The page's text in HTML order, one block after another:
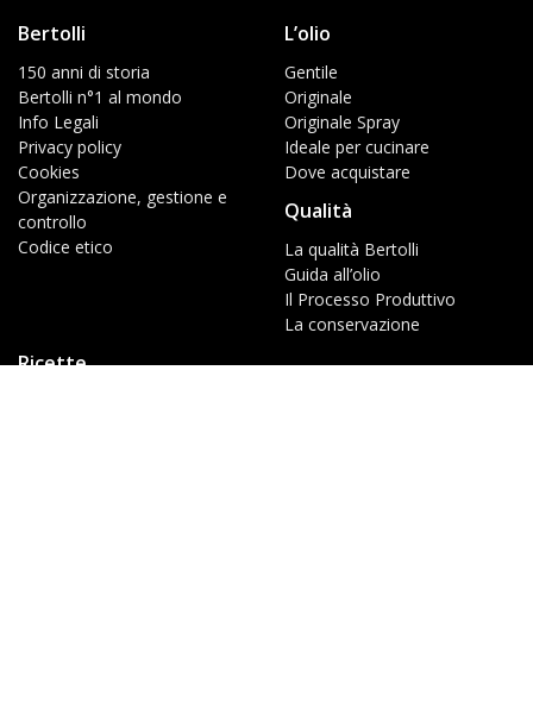
Bertolli
150 anni di storia
Bertolli n°1 al mondo
Info Legali
Privacy policy
Cookies
Organizzazione, gestione e
controllo
Codice etico
L’olio
Gentile
Originale
Originale Spray
Ideale per cucinare
Dove acquistare
Qualità
La qualità Bertolli
Guida all’olio
Il Processo Produttivo
La conservazione
Ricette